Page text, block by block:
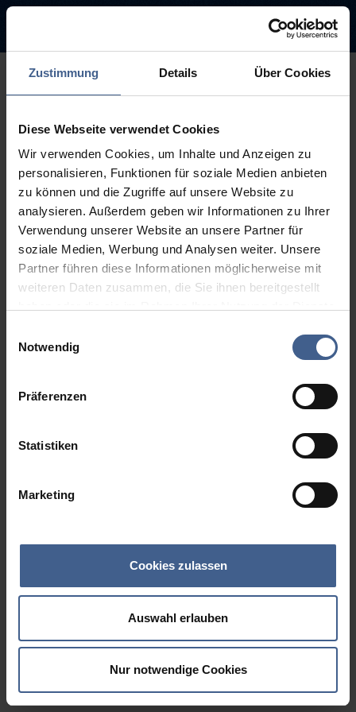
Zustimmung Details Über Cookies
Diese Webseite verwendet Cookies
Wir verwenden Cookies, um Inhalte und Anzeigen zu
personalisieren, Funktionen für soziale Medien anbieten
zu können und die Zugriffe auf unsere Website zu
analysieren. Außerdem geben wir Informationen zu Ihrer
Verwendung unserer Website an unsere Partner für
soziale Medien, Werbung und Analysen weiter. Unsere
Partner führen diese Informationen möglicherweise mit
weiteren Daten zusammen, die Sie ihnen bereitgestellt
Weitere Informationen finden Sie in unseren
Notwendig
Präferenzen
Statistiken
Marketing
Cookies zulassen
Auswahl erlauben
Nur notwendige Cookies
Sorry, this page is not
available.
The link you followed may be broken or the page may have been
removed.
Back to homepage Go to search (Link offen)